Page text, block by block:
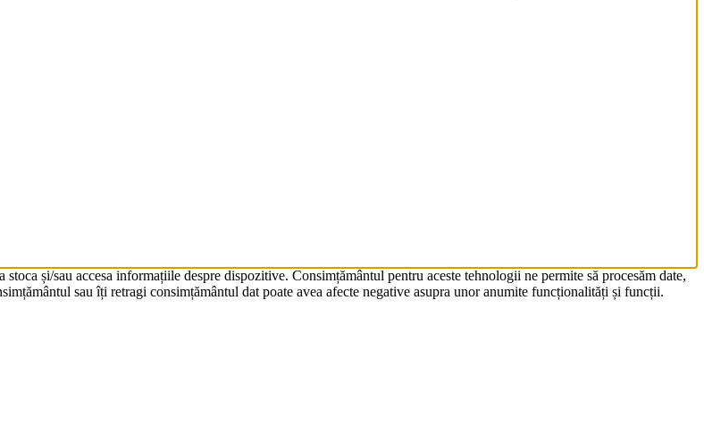
și/sau accesa informațiile despre dispozitive. Consimțământul pentru aceste tehnologii ne permite să procesăm date,
sau îți retragi consimțământul dat poate avea afecte negative asupra unor anumite funcționalități și funcții.